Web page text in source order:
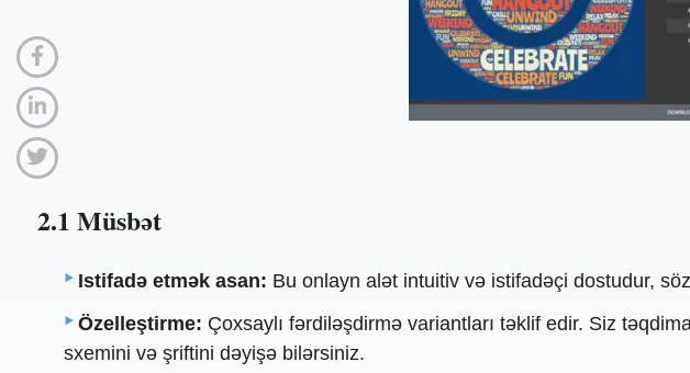
2.1 Müsbət
Istifadə etmək asan: Bu onlayn alət intuitiv və istifadəçi dostudur,
Özelleştirme: Çoxsaylı fərdiləşdirmə variantları təklif edir. Siz
sxemini və şriftini dəyişə bilərsiniz.